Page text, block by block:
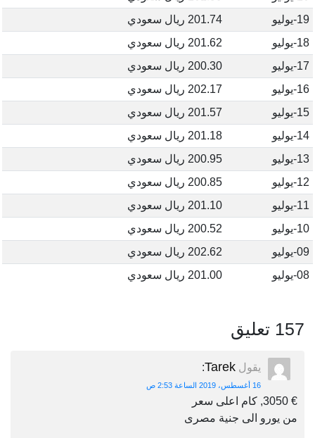
19-يوليو
201.74 ريال سعودي
18-يوليو
201.62 ريال سعودي
17-يوليو
200.30 ريال سعودي
16-يوليو
202.17 ريال سعودي
15-يوليو
201.57 ريال سعودي
14-يوليو
201.18 ريال سعودي
13-يوليو
200.95 ريال سعودي
12-يوليو
200.85 ريال سعودي
11-يوليو
201.10 ريال سعودي
10-يوليو
200.52 ريال سعودي
09-يوليو
202.62 ريال سعودي
08-يوليو
201.00 ريال سعودي
157 تعليق
يقول Tarek
:
16 أغسطس، 2019 الساعة 2:53 ص
€ 3050, كام اعلى سعر
من يورو الى جنية مصرى